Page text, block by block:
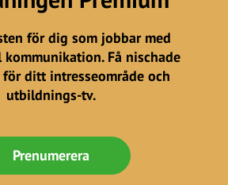
för dig som jobbar med
Få nischade
för ditt intresseområde och
utbildnings-tv.
Prenumerera